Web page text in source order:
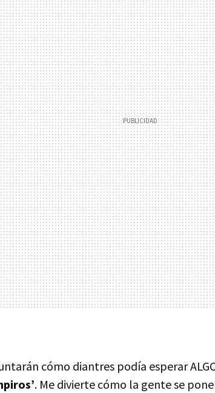
cómo diantres podía esperar
. Me divierte cómo la gente se